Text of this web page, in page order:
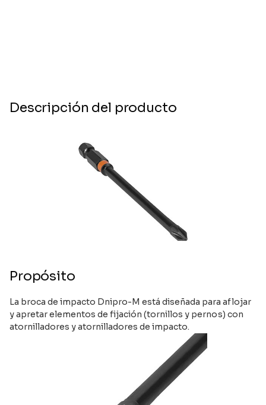
Descripción del producto
Propósito
La broca de impacto Dnipro-M está diseñada para aflojar
y apretar elementos de fijación (tornillos y pernos) con
atornilladores y atornilladores de impacto.